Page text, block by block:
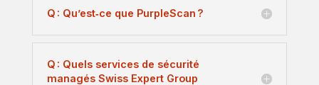
Q : Qu’est‑ce que PurpleScan ?
Q : Quels services de sécurité
managés Swiss Expert Group